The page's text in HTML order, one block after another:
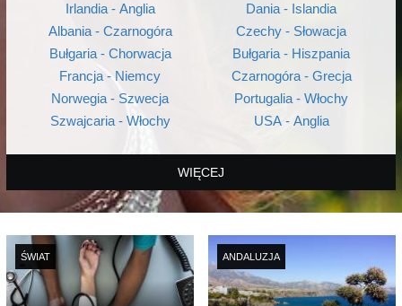
Irlandia - Anglia
Albania - Czarnogóra
Bułgaria - Chorwacja
Francja - Niemcy
Norwegia - Szwecja
Szwajcaria - Włochy
Dania - Islandia
Czechy - Słowacja
Bułgaria - Hiszpania
Czarnogóra - Grecja
Portugalia - Włochy
USA - Anglia
WIĘCEJ
ŚWIAT ANDALUZJA